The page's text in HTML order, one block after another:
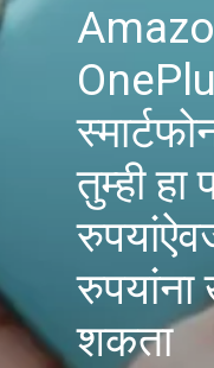
तुम्ही
शकता